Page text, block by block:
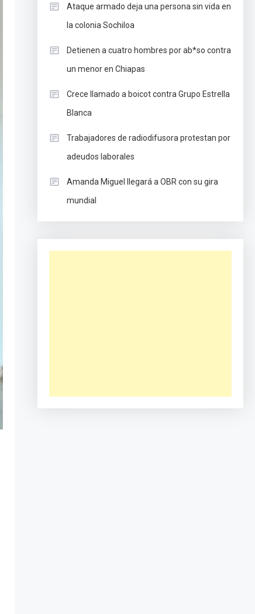
Ataque armado deja una persona sin vida en
la colonia Sochiloa
Detienen a cuatro hombres por ab*so contra
un menor en Chiapas
Crece llamado a boicot contra Grupo Estrella
Blanca
Trabajadores de radiodifusora protestan por
adeudos laborales
Amanda Miguel llegará a OBR con su gira
mundial